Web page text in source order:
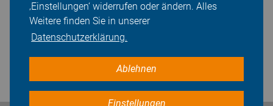
‚Einstellungen‘ widerrufen oder ändern. Alles
Weitere finden Sie in unserer
Datenschutzerklärung.
Ablehnen
Einstellungen
Bleiben Sie in Kontakt